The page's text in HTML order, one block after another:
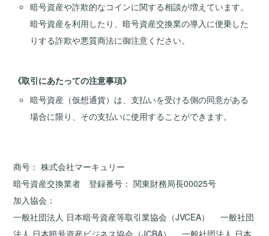
暗号資産や詐欺的なコインに関する相談が増えています。
暗号資産を利用したり、暗号資産交換業の導入に便乗した
りする詐欺や悪質商法に御注意ください。
《取引にあたっての注意事項》
暗号資産（仮想通貨）は、支払いを受ける側の同意がある
場合に限り、その支払いに使用することができます。
商号
株式会社マーキュリー
暗号資産交換業者 登録番号
関東財務局長00025号
加入協会
一般社団法人 日本暗号資産等取引業協会（JVCEA）
一般社団